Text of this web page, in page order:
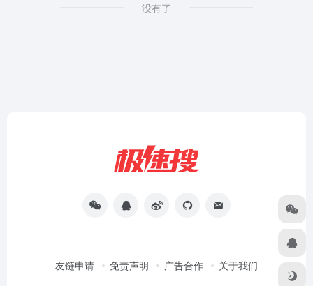
没有了
友链申请 免责声明 广告合作 关于我们